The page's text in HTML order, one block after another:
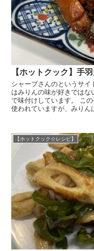
【ホットクック】手
シャープさんのというサ
はみりんの味が好きではな
で味付けしています。 こ
使われていますが、みりん
【ホットクック☆レシピ】